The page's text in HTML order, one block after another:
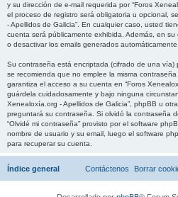
y su dirección de e-mail requerida por “Foros
el proceso de registro será obligatoria u opcional,
- Apellidos de Galicia”. En cualquier caso, usted
cuenta será públicamente exhibida. Además, en
o desactivar los emails generados
Su contraseña está encriptada (cifrado de una vía)
se recomienda que no emplee la misma
garantiza el acceso a su cuenta en “Foros
guárdela cuidadosamente y bajo ninguna
Xenealoxía.org - Apellidos de Galicia”, phpBB u
preguntará su contraseña. Si olvidó la contraseña
“Olvidé mi contraseña” provisto por el software
nombre de usuario y su email, luego el software
para recuperar su cuenta.
Índice general Borrar
Contáctenos